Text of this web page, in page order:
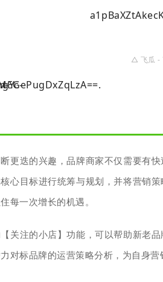
△ 飞瓜 -
更迭的兴趣，品牌商家不仅需要有
心目标进行统筹与规划，并将营销策
每一次增长的机遇。
关注的小店】功能，可以帮助新老
对标品牌的运营策略分析，为自身